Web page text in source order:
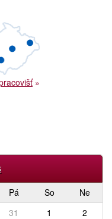
»
Pá So
Ne
31 1
2